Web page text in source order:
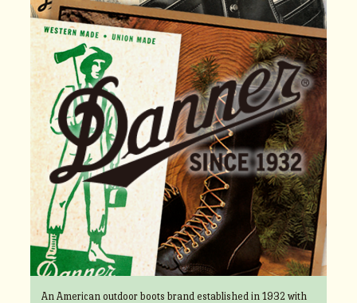
An American outdoor boots brand established in 1932 with